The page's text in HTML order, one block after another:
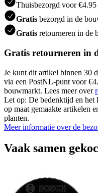
Thuisbezorgd voor
Gratis bezorgd in de
Gratis retourneren in de
Gratis retourneren in
Je kunt dit artikel binnen 30
via een PostNL-punt voor
bouwmarkt. Lees meer over
Let op: De bedenktijd en het
op maat gemaakte artikelen
planten.
Meer informatie over de
Vaak samen